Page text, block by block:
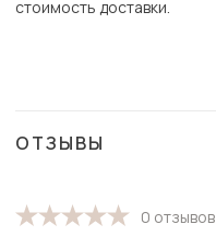
стоимость доставки.
ОТЗЫВЫ
0 отзывов